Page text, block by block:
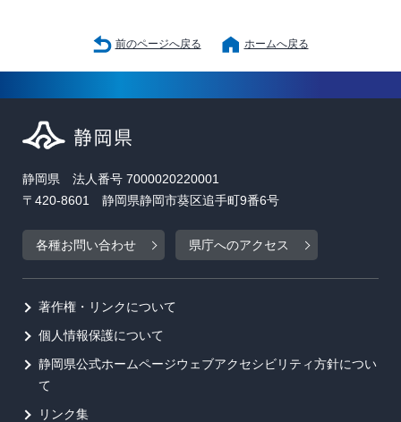
前のページへ戻る ホームへ戻る
静岡県 法人番号 7000020220001
〒420-8601 静岡県静岡市葵区追手町9番6号
各種お問い合わせ 県庁へのアクセス
著作権・リンクについて
個人情報保護について
静岡県公式ホームページウェブアクセシビリティ方針につい
て
リンク集